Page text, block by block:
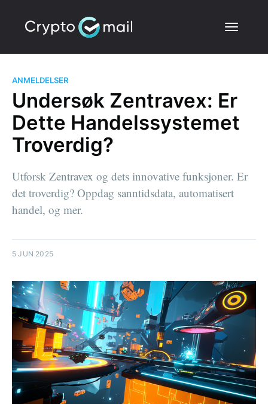
ANMELDELSER
Undersøk Zentravex: Er
Dette Handelssystemet
Troverdig?
Utforsk Zentravex og dets innovative funksjoner. Er
det troverdig? Oppdag sanntidsdata, automatisert
handel, og mer.
5 JUN 2025